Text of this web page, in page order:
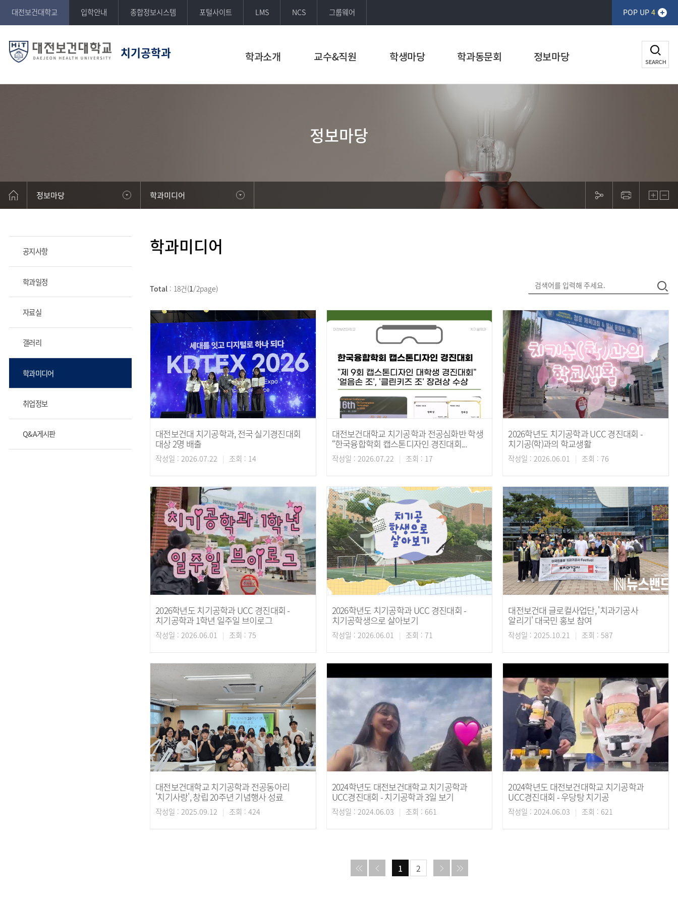
건너뛰기대전보건대학교 입학안내 종합정보시스템 포털사이트 LMS NCS 그룹웨어 POP UP4
치기공학과 학과소개 교수&직원 학생마당 학과동문회 정보마당
정보마당
정보마당 학과미디어
공지사항
학과일정
자료실
갤러리
학과미디어
취업정보
Q&A게시판
학과미디어
Total : 18건(1/2page)
대전보건대 치기공학과, 전국 실기경진대회
대상 2명 배출
작성일 : 2026.07.22 조회 : 14
대전보건대학교 치기공학과 전공심화반 학생
“한국융합학회 캡스톤디자인 경진대회...
작성일 : 2026.07.22 조회 : 17
2026학년도 치기공학과 UCC 경진대회 -
치기공(학)과의 학교생활
작성일 : 2026.06.01 조회 : 76
2026학년도 치기공학과 UCC 경진대회 -
치기공학과 1학년 일주일 브이로그
작성일 : 2026.06.01 조회 : 75
2026학년도 치기공학과 UCC 경진대회 -
치기공학생으로 살아보기
작성일 : 2026.06.01 조회 : 71
대전보건대 글로컬사업단, '치과기공사
알리기' 대국민 홍보 참여
작성일 : 2025.10.21 조회 : 587
대전보건대학교 치기공학과 전공동아리
'치기사랑', 창립 20주년 기념행사 성료
작성일 : 2025.09.12 조회 : 424
2024학년도 대전보건대학교 치기공학과
UCC경진대회 - 치기공학과 3일 보기
작성일 : 2024.06.03 조회 : 661
2024학년도 대전보건대학교 치기공학과
UCC경진대회 - 우당탕 치기공
작성일 : 2024.06.03 조회 : 621
1 2